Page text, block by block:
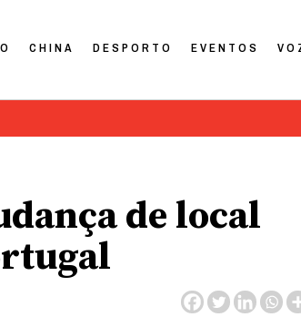
CHINA DESPORTO EVENTOS
de local